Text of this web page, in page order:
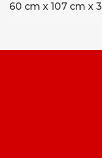
60 cm x 107 cm x